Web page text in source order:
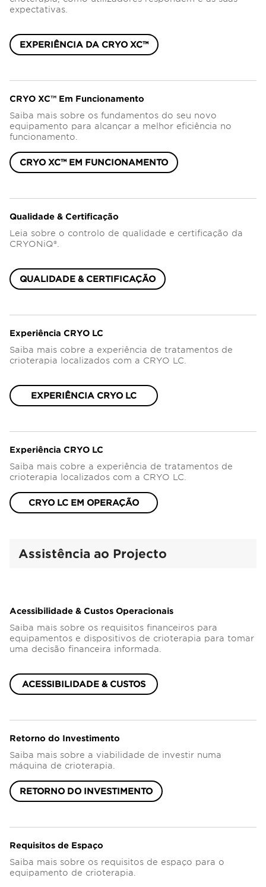
expectativas.
EXPERIÊNCIA DA CRYO XC™
CRYO XC™ Em Funcionamento
Saiba mais sobre os fundamentos do seu novo
equipamento para alcançar a melhor eficiência no
funcionamento.
CRYO XC™ EM FUNCIONAMENTO
Qualidade & Certificação
Leia sobre o controlo de qualidade e certificação da
CRYONiQ®.
QUALIDADE & CERTIFICAÇÃO
Experiência CRYO LC
Saiba mais cobre a experiência de tratamentos de
crioterapia localizados com a CRYO LC.
EXPERIÊNCIA CRYO LC
Experiência CRYO LC
Saiba mais cobre a experiência de tratamentos de
crioterapia localizados com a CRYO LC.
CRYO LC EM OPERAÇÃO
Assistência ao Projecto
Acessibilidade & Custos Operacionais
Saiba mais sobre os requisitos financeiros para
equipamentos e dispositivos de crioterapia para tomar
uma decisão financeira informada.
ACESSIBILIDADE & CUSTOS
Retorno do Investimento
Saiba mais sobre a viabilidade de investir numa
máquina de crioterapia.
RETORNO DO INVESTIMENTO
Requisitos de Espaço
Saiba mais sobre os requisitos de espaço para o
equipamento de crioterapia.